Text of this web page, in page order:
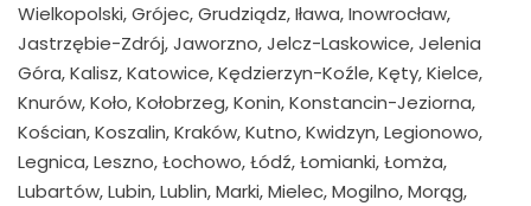
Wielkopolski, Grójec, Grudziądz, Iława, Inowrocław,
Jastrzębie-Zdrój, Jaworzno, Jelcz-Laskowice, Jelenia
Góra, Kalisz, Katowice, Kędzierzyn-Koźle, Kęty, Kielce,
Knurów, Koło, Kołobrzeg, Konin, Konstancin-Jeziorna,
Kościan, Koszalin, Kraków, Kutno, Kwidzyn, Legionowo,
Legnica, Leszno, Łochowo, Łódź, Łomianki, Łomża,
Lubartów, Lubin, Lublin, Marki, Mielec, Mogilno, Morąg,